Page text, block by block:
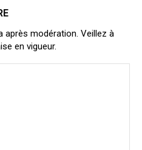
après modération. Veillez à
en vigueur.